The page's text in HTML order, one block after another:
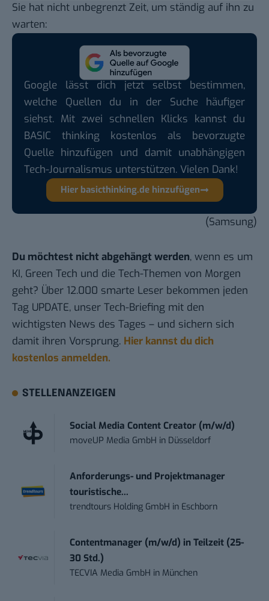
Sie hat nicht unbegrenzt Zeit, um ständig auf ihn zu
warten:
Google lässt dich jetzt selbst bestimmen,
welche Quellen du in der Suche häufiger
siehst. Mit zwei schnellen Klicks kannst du
BASIC thinking kostenlos als bevorzugte
Quelle hinzufügen und damit unabhängigen
Tech-Journalismus unterstützen. Vielen Dank!
Hier basicthinking.de hinzufügen
(Samsung)
Du möchtest nicht abgehängt werden, wenn es um
KI, Green Tech und die Tech-Themen von Morgen
geht? Über 12.000 smarte Leser bekommen jeden
Tag UPDATE, unser Tech-Briefing mit den
wichtigsten News des Tages – und sichern sich
damit ihren Vorsprung. Hier kannst du dich
kostenlos anmelden.
STELLENANZEIGEN
Social Media Content Creator (m/w/d)
moveUP Media GmbH in Düsseldorf
Anforderungs- und Projektmanager
touristische...
trendtours Holding GmbH in Eschborn
Contentmanager (m/w/d) in Teilzeit (25-
30 Std.)
TECVIA Media GmbH in München